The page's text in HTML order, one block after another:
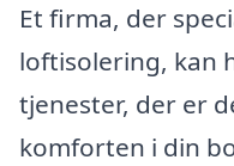
Et firma, der
loftisolering, kan
tjenester, der er
komforten i din